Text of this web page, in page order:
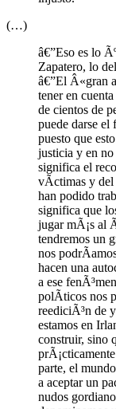
(…)
â€”Eso es lo
Zapatero, lo
â€”El Â«gran
tener en
de cientos de
puede darse
puesto que
justicia y en
significa el
vÃ­ctimas y del
han podido
significa que
jugar mÃ¡s al
tendremos un
nos
hacen una
a ese
polÃ­ticos nos
reediciÃ³n de
estamos en
construir, sino
parte, el
a aceptar un
nudos